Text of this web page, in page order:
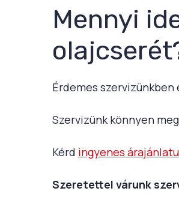
Mennyi
Érdemes
Szervizünk könnyen
Kérd ingyenes
Szeretettel várunk